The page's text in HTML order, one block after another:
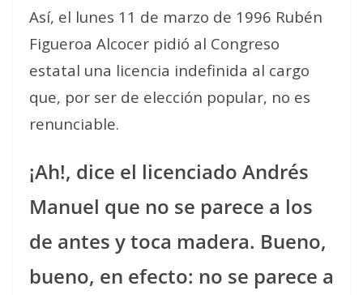
Así, el lunes 11 de marzo de 1996 Rubén
Figueroa Alcocer pidió al Congreso
estatal una licencia indefinida al cargo
que, por ser de elección popular, no es
renunciable.
¡Ah!, dice el licenciado Andrés
Manuel que no se parece a los
de antes y toca madera. Bueno,
bueno, en efecto: no se parece a